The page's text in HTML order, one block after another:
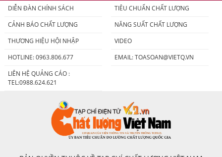
DIỄN ĐÀN CHÍNH SÁCH
TIÊU CHUẨN CHẤT LƯỢNG
CẢNH BÁO CHẤT LƯỢNG
NĂNG SUẤT CHẤT LƯỢNG
THƯƠNG HIỆU HỘI NHẬP
VIDEO
HOTLINE: 0963.806.677
EMAIL:TOASOAN@VIETQ.VN
LIÊN HỆ QUẢNG CÁO :
TEL:0988.624.621